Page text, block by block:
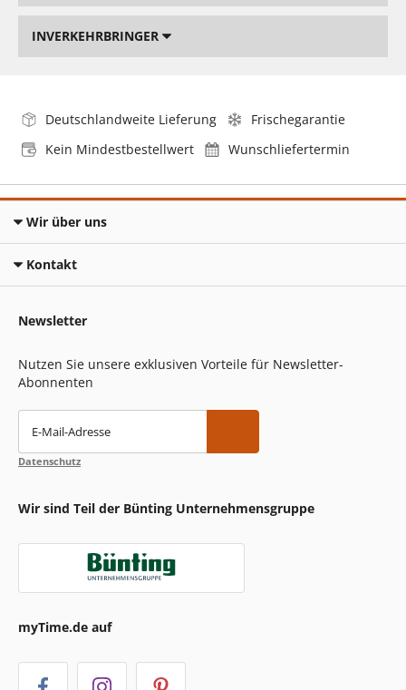
INVERKEHRBRINGER
Deutschlandweite Lieferung
Frischegarantie
Kein Mindestbestellwert
Wunschliefertermin
Wir über uns
Kontakt
Newsletter
Nutzen Sie unsere exklusiven Vorteile für Newsletter-
Abonnenten
E-Mail-Adresse
Datenschutz
Wir sind Teil der Bünting Unternehmensgruppe
myTime.de auf